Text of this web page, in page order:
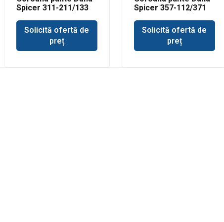
Spicer 311-211/133
Solicită ofertă de
preț
Spicer 357-112/371
Solicită ofertă de
preț